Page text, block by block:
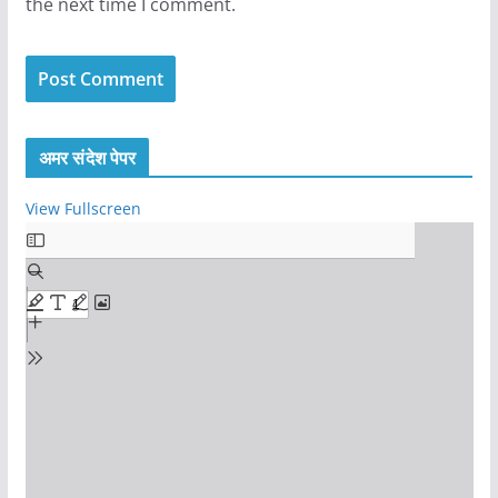
अमर संदेश पेपर
View Fullscreen
S
k
i
p
t